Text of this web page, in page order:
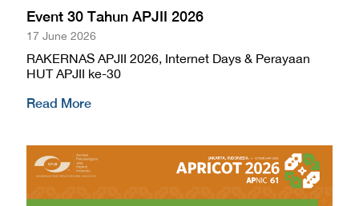
Event 30 Tahun APJII 2026
17 June 2026
RAKERNAS APJII 2026, Internet Days & Perayaan
HUT APJII ke-30
Read More